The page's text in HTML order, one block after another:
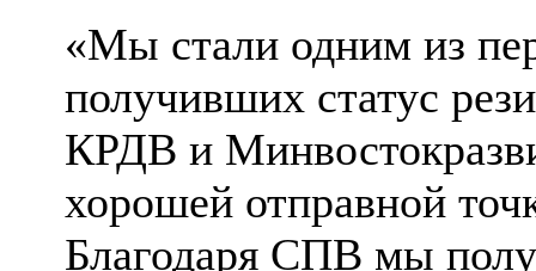
«Мы стали одним из
получивших статус
КРДВ и
хорошей отправной
Благодаря СПВ мы